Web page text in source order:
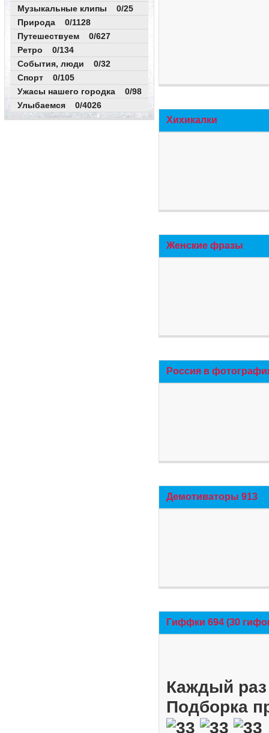
Музыкальные клипы 0/25
Природа 0/1128
Путешествуем 0/627
Ретро 0/134
События, люди 0/32
Спорт 0/105
Ужасы нашего городка 0/98
Улыбаемся 0/4026
Хихикалки
Женские фразы
Россия в
Демотиваторы 913
Гиффки 694 (30
Каждый
Подборка